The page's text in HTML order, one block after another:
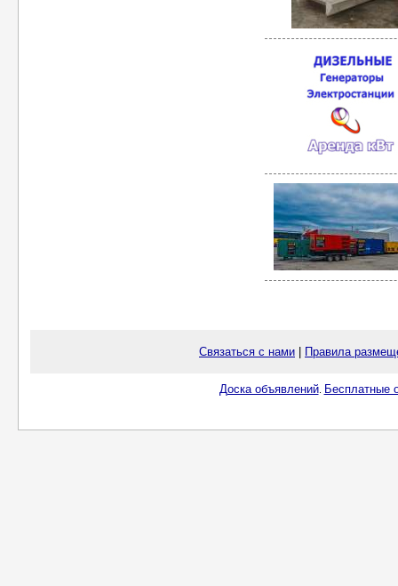
Связаться с нами Правила
Доска объявлений. Бесплатные